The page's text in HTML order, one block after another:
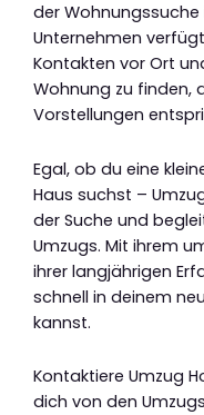
der Wohnungssuche
Unternehmen
Kontakten vor Ort
Wohnung zu finden,
Vorstellungen
Egal, ob du eine
Haus suchst –
der Suche und
Umzugs. Mit ihrem
ihrer langjährigen
schnell in deinem
kannst.
Kontaktiere Umzug
dich von den